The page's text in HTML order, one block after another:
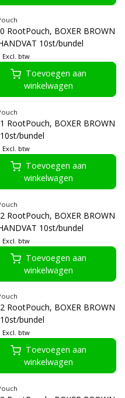
RootPouch, BOXER BROWN
10st/bundel
Excl. btw
Toevoegen aan
winkelwagen
RootPouch, BOXER BROWN
bundel
Excl. btw
Toevoegen aan
winkelwagen
RootPouch, BOXER BROWN
10st/bundel
Excl. btw
Toevoegen aan
winkelwagen
RootPouch, BOXER BROWN
bundel
Excl. btw
Toevoegen aan
winkelwagen